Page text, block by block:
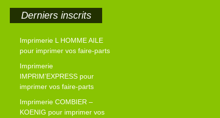
Derniers inscrits
Imprimerie L HOMME AILE
pour imprimer vos faire-parts
Imprimerie
IMPRIM’EXPRESS pour
imprimer vos faire-parts
Imprimerie COMBIER –
KOENIG pour imprimer vos